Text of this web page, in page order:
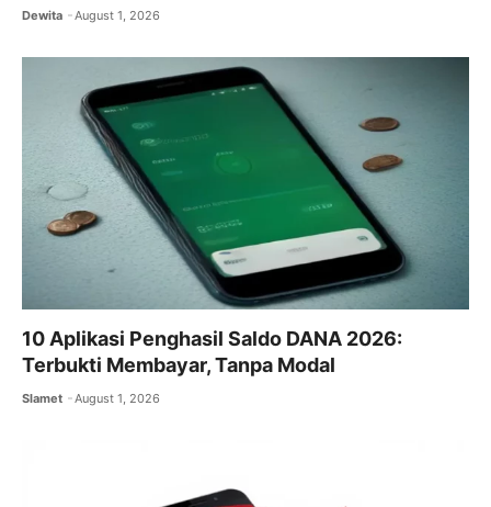
Dewita August 1, 2026
10 Aplikasi Penghasil Saldo DANA 2026:
Terbukti Membayar, Tanpa Modal
Slamet August 1, 2026